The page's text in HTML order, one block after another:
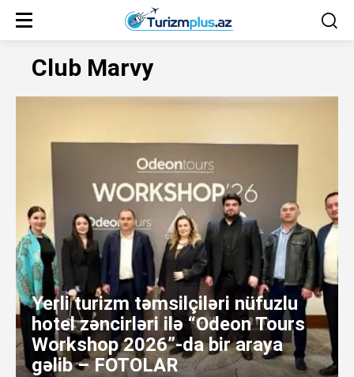
Club Marvy
Yerli turizm təmsilçiləri nüfuzlu
hotel zəncirləri ilə “Odeon Tours
Workshop 2026”-da bir araya
gəlib – FOTOLAR